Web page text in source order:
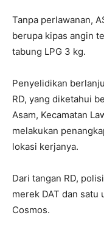
Tanpa perlawanan,
berupa kipas angin
tabung LPG 3 kg.
Penyelidikan
RD, yang diketahui
Asam, Kecamatan
melakukan
lokasi kerjanya.
Dari tangan RD,
merek DAT dan
Cosmos.